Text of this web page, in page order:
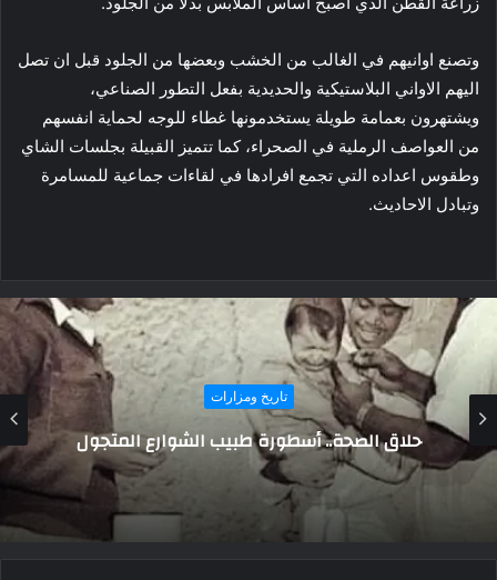
وتصنع اوانيهم في الغالب من الخشب وبعضها من الجلود قبل ان تصل
اليهم الاواني البلاستيكية والحديدية بفعل التطور الصناعي،
ويشتهرون بعمامة طويلة يستخدمونها غطاء للوجه لحماية انفسهم
من العواصف الرملية في الصحراء، كما تتميز القبيلة بجلسات الشاي
وطقوس اعداده التي تجمع افرادها في لقاءات جماعية للمسامرة
وتبادل الاحاديث.
تاريخ ومزارات
القصر الكبير مدينة التاريخ والماء والذاكرة الحية
من الحضارات القديمة إلى تحديات الحاضر